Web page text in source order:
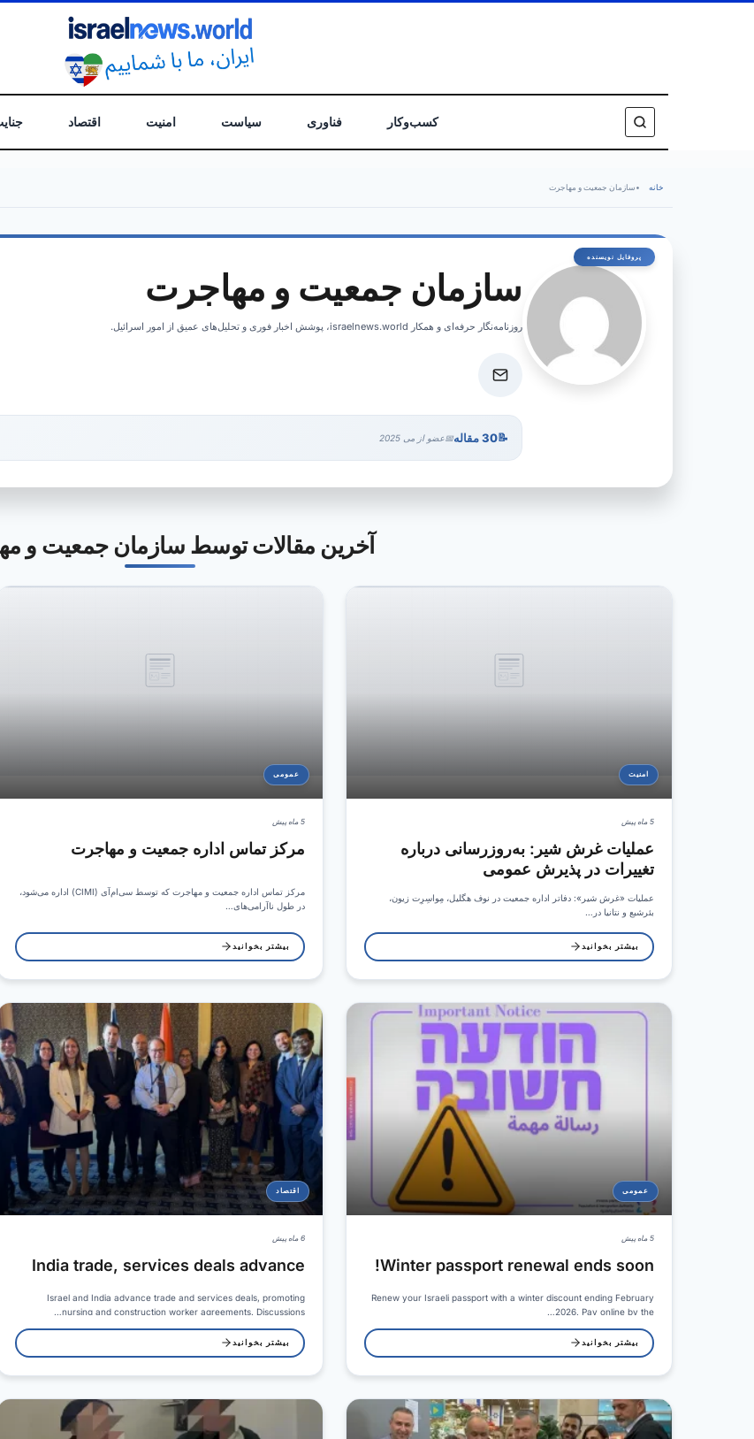
کسب‌وکار فناوری سیاست امنیت اقتصاد
خانه • سازمان جمعیت و مهاجرت
سازمان جمعیت و مهاجرت
روزنامه‌نگار حرفه‌ای و همکار israelnews.world، پوشش اخبار فوری و تحلیل‌های عمیق از امور اسرائیل.
30 مقاله عضو از می 2025
آخرین مقالات توسط سازمان جمعیت و
امنیت
5 ماه پیش
عملیات غرش شیر: به‌روزرسانی درباره
تغییرات در پذیرش عمومی
عملیات «غرش شیر»: دفاتر اداره جمعیت در نوف هگلیل، مِواسِرِت زیون،
بئرشبع و نتانیا در…
بیشتر بخوانید
عمومی
5 ماه پیش
مرکز تماس اداره جمعیت و مهاجرت
مرکز تماس اداره جمعیت و مهاجرت که توسط سی‌ام‌آی (CIMI) اداره می‌شود،
در طول ناآرامی‌های…
بیشتر بخوانید
عمومی
5 ماه پیش
Winter passport renewal ends soon!
Renew your Israeli passport with a winter discount ending February
2026. Pay online by the…
بیشتر بخوانید
اقتصاد
6 ماه پیش
India trade, services deals advance
Israel and India advance trade and services deals, promoting
nursing and construction worker agreements. Discussions…
بیشتر بخوانید